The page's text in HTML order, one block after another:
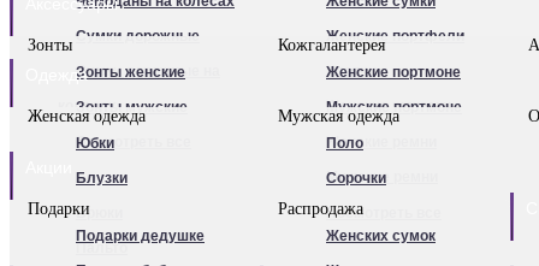
Сумки дорожные
Сумки дорожные на
колесах.
Сумки - тележки
хозяйственные
Бьюти - кейсы
Кейс-пилоты
Женские портфели
Клатчи
Женские рюкзаки
Посмотреть все
Зонты
Зонты женские
Зонты мужские
Посмотреть все
Кожгалантерея
Женские портмоне
Мужские портмоне
Женские ремни
Мужские ремни
Обложки для
автодокументов
Одежда
Женская одежда
Юбки
Блузки
Брюки
Пальто
Мужская одежда
Поло
Сорочки
Посмотреть все
Подарки
Подарки дедушке
Распродажа
Женских сумок